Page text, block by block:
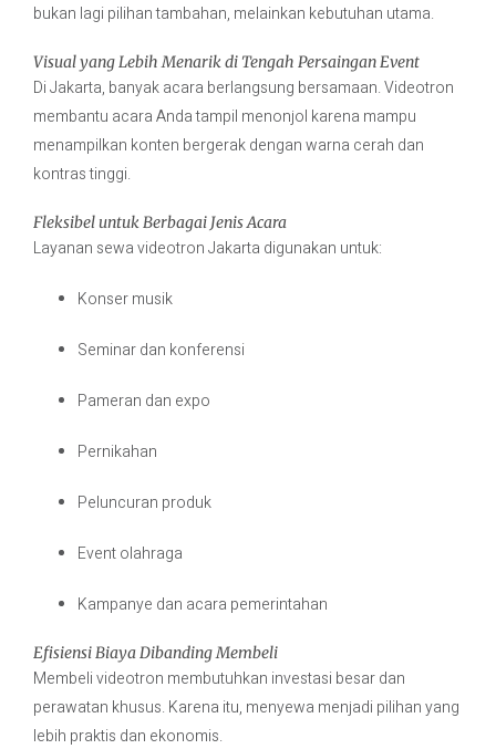
bukan lagi pilihan tambahan, melainkan kebutuhan utama.
Visual yang Lebih Menarik di Tengah Persaingan Event
Di Jakarta, banyak acara berlangsung bersamaan. Videotron
membantu acara Anda tampil menonjol karena mampu
menampilkan konten bergerak dengan warna cerah dan
kontras tinggi.
Fleksibel untuk Berbagai Jenis Acara
Layanan sewa videotron Jakarta digunakan untuk:
Konser musik
Seminar dan konferensi
Pameran dan expo
Pernikahan
Peluncuran produk
Event olahraga
Kampanye dan acara pemerintahan
Efisiensi Biaya Dibanding Membeli
Membeli videotron membutuhkan investasi besar dan
perawatan khusus. Karena itu, menyewa menjadi pilihan yang
lebih praktis dan ekonomis.